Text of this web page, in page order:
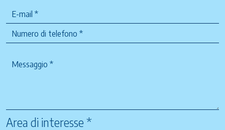
Area di interesse *